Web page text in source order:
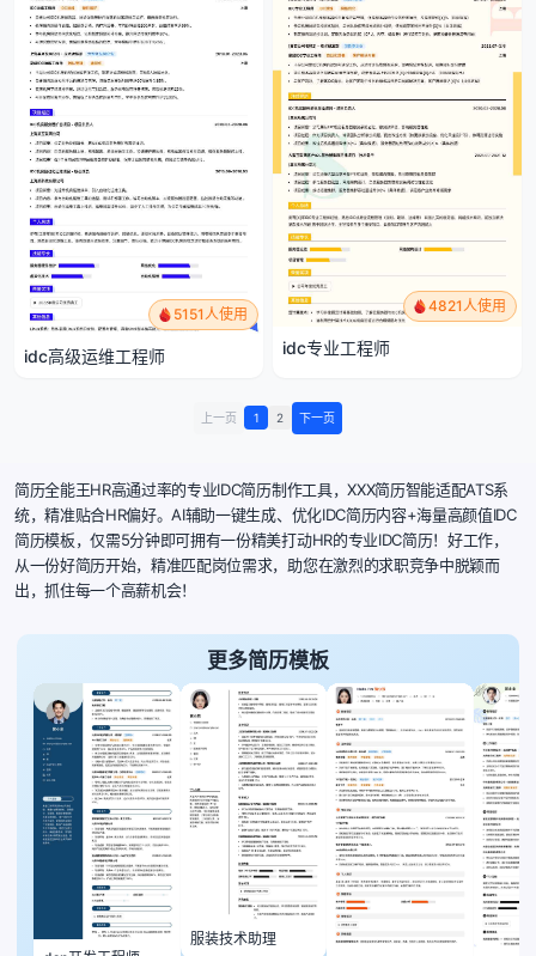
5151人使用
idc高级运维工程师
4821人使用
idc专业工程师
上一页 1 2 下一页
简历全能王HR高通过率的专业IDC简历制作工具，XXX简历智能适配ATS系
统，精准贴合HR偏好。AI辅助一键生成、优化IDC简历内容+海量高颜值IDC
简历模板，仅需5分钟即可拥有一份精美打动HR的专业IDC简历！好工作，
从一份好简历开始，精准匹配岗位需求，助您在激烈的求职竞争中脱颖而
出，抓住每一个高薪机会！
更多简历模板
服装技术助理